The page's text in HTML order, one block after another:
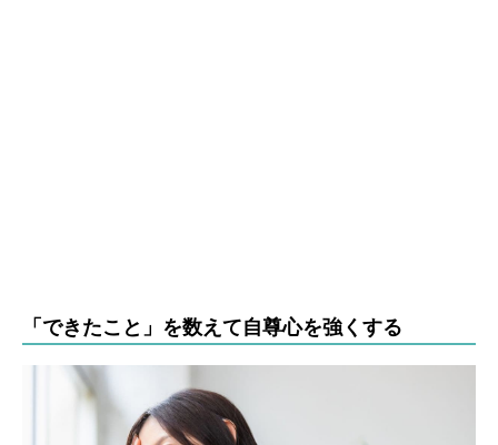
「できたこと」を数えて自尊心を強くする